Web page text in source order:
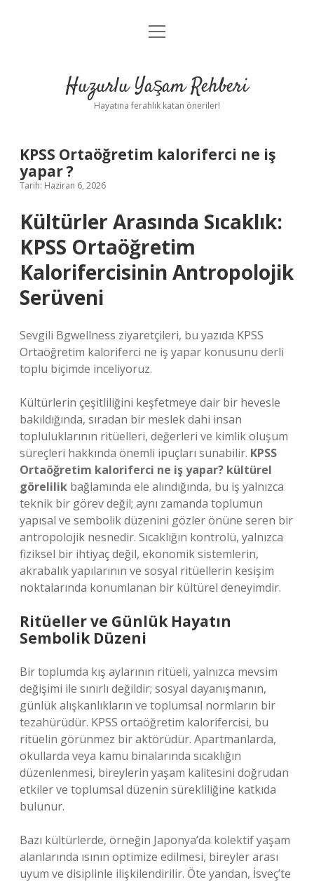
Anasayfa
Yasal Uyarı
menüyü
Huzurlu Yaşam Rehberi
Hayatına ferahlık katan öneriler!
KPSS Ortaöğretim kaloriferci ne iş
yapar ?
Tarih: Haziran 6, 2026
Kültürler Arasında Sıcaklık:
KPSS Ortaöğretim
Kalorifercisinin Antropolojik
Serüveni
Sevgili Bgwellness ziyaretçileri, bu yazıda KPSS
Ortaöğretim kaloriferci ne iş yapar konusunu derli
toplu biçimde inceliyoruz.
Kültürlerin çeşitliliğini keşfetmeye dair bir hevesle
bakıldığında, sıradan bir meslek dahi insan
topluluklarının ritüelleri, değerleri ve kimlik oluşum
süreçleri hakkında önemli ipuçları sunabilir. KPSS
Ortaöğretim kaloriferci ne iş yapar? kültürel
görelilik bağlamında ele alındığında, bu iş yalnızca
teknik bir görev değil; aynı zamanda toplumun
yapısal ve sembolik düzenini gözler önüne seren bir
antropolojik nesnedir. Sıcaklığın kontrolü, yalnızca
fiziksel bir ihtiyaç değil, ekonomik sistemlerin,
akrabalık yapılarının ve sosyal ritüellerin kesişim
noktalarında konumlanan bir kültürel deneyimdir.
Ritüeller ve Günlük Hayatın
Sembolik Düzeni
Bir toplumda kış aylarının ritüeli, yalnızca mevsim
değişimi ile sınırlı değildir; sosyal dayanışmanın,
günlük alışkanlıkların ve toplumsal normların bir
tezahürüdür. KPSS ortaöğretim kalorifercisi, bu
ritüelin görünmez bir aktörüdür. Apartmanlarda,
okullarda veya kamu binalarında sıcaklığın
düzenlenmesi, bireylerin yaşam kalitesini doğrudan
etkiler ve toplumsal düzenin sürekliliğine katkıda
bulunur.
Bazı kültürlerde, örneğin Japonya’da kolektif yaşam
alanlarında ısının optimize edilmesi, bireyler arası
uyum ve disiplinle ilişkilendirilir. Öte yandan, İsveç’te